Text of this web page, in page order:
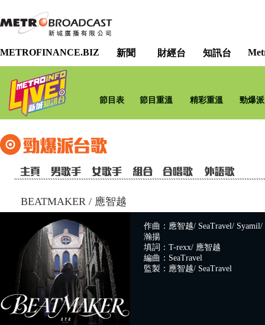
METROFINANCE.BIZ 新聞 財經台 知訊台
節目表 節目重溫 精彩重溫 勁爆
BEATMAKER / 應智越
作曲：應智越/ SeaTravel/
瀚揚
填詞：T-rexx/ 應智越
編曲：SeaTravel
監製：應智越/ SeaTravel